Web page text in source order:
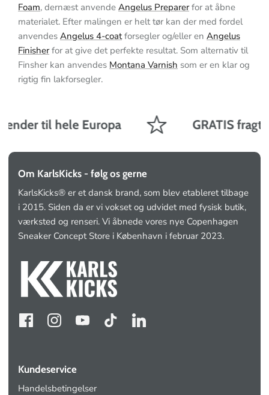
Foam, dernæst anvende Angelus Preparerfor at åbne
materialet. Efter malingen er helt tør kan der med fordel
anvendes Angelus 4-coatforsegler og/eller en Angelus
Finisherfor at give det perfekte resultat. Som alternativ til
Finsher kan anvendes Montana Varnish som er en klar og
rigtig fin lakforsegler.
til hele Europa GRATIS fragt
Om KarlsKicks - følg os gerne
KarlsKicks® er et dansk brand, som blev etableret tilbage
i 2015. Siden da er vi vokset og udvidet med fysisk butik,
værksted og renseri. Vi åbnede vores nye Copenhagen
Sneaker Concept Store i København i februar 2023.
Kundeservice
Handelsbetingelser